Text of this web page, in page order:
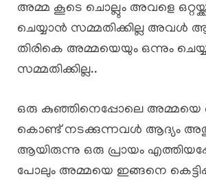
അമ്മ കൂടെ ചൊല്ലും അവളെ
ചെയ്യാൻ സമ്മതിക്കില്ല അവൾ
തിരികെ അമ്മയെയും ഒന്നും
സമ്മതിക്കില്ല..
ഒരു കുഞ്ഞിനെപ്പോലെ അമ്മയെ
കൊണ്ട് നടക്കുന്നവൾ ആദ്യം
ആയിരുന്നു ഒരു പ്രായം
പോലും അമ്മയെ ഇങ്ങനെ